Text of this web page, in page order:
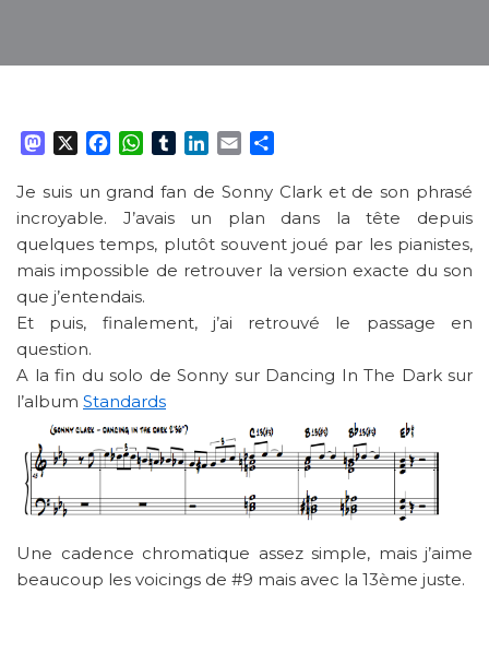
M
s
t
o
d
o
n
X
c
b
o
o
W
a
t
s
A
m
l
n
k
e
d
a
i
l
r
a
g
Je suis un grand fan de Sonny Clark et de son phrasé
incroyable. J’avais un plan dans la tête depuis
quelques temps, plutôt souvent joué par les pianistes,
mais impossible de retrouver la version exacte du son
que j’entendais.
Et puis, finalement, j’ai retrouvé le passage en
question.
A la fin du solo de Sonny sur Dancing In The Dark sur
l’album Standards
Une cadence chromatique assez simple, mais j’aime
beaucoup les voicings de #9 mais avec la 13ème juste.